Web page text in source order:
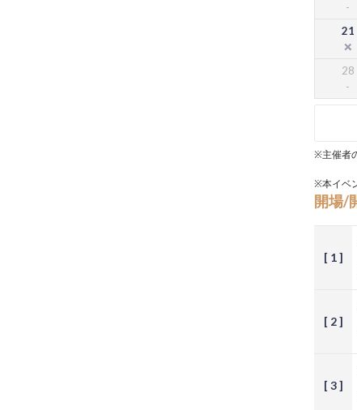
21
28
※主催者
※本イベ
開場/
[ 1 ]
[ 2 ]
[ 3 ]